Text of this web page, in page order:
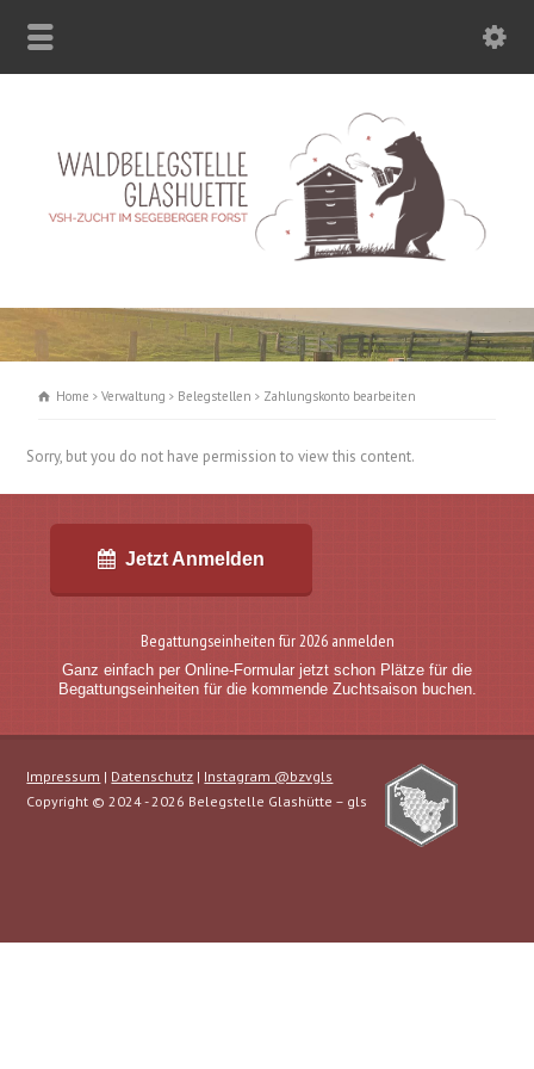
Home Verwaltung Belegstellen Zahlungskonto bearbeiten
Sorry, but you do not have permission to view this content.
Jetzt Anmelden
Begattungseinheiten für 2026 anmelden
Ganz einfach per Online-Formular jetzt schon Plätze für die
Begattungseinheiten für die kommende Zuchtsaison buchen.
Impressum | Datenschutz | Instagram @bzvgls
Copyright © 2024 - 2026 Belegstelle Glashütte – gls